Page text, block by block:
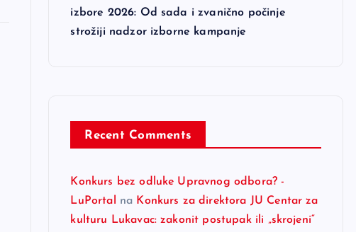
izbore 2026: Od sada i zvanično počinje
strožiji nadzor izborne kampanje
Recent Comments
Konkurs bez odluke Upravnog odbora? -
LuPortal
na Konkurs za direktora JU Centar za
kulturu Lukavac: zakonit postupak ili „skrojeni“